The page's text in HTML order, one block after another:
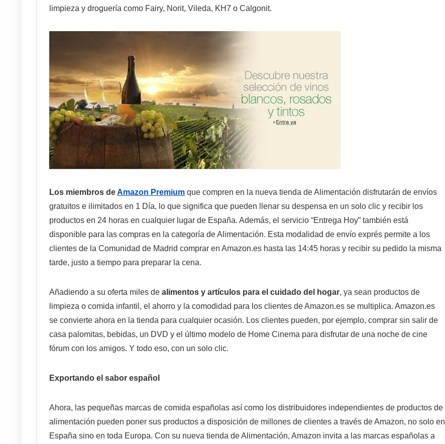
limpieza y droguería como Fairy, Norit, Vileda, KH7 o Calgonit.
Los miembros deAmazon Premium que compren en la nueva tienda de Alimentación disfrutarán de envíos
gratuitos e ilimitados en 1 Día, lo que significa que pueden llenar su despensa en un solo clic y recibir los
productos en 24 horas en cualquier lugar de España. Además, el servicio “Entrega Hoy” también está
disponible para las compras en la categoría de Alimentación. Esta modalidad de envío exprés permite a los
clientes de la Comunidad de Madrid comprar en Amazon.es hasta las 14:45 horas y recibir su pedido la misma
tarde, justo a tiempo para preparar la cena.
Añadiendo a su oferta miles de alimentos y artículos para el cuidado del hogar, ya sean productos de
limpieza o comida infantil, el ahorro y la comodidad para los clientes de Amazon.es se multiplica. Amazon.es
se convierte ahora en la tienda para cualquier ocasión. Los clientes pueden, por ejemplo, comprar sin salir de
casa palomitas, bebidas, un DVD y el último modelo de Home Cinema para disfrutar de una noche de cine
fórum con los amigos. Y todo eso, con un solo clic.
Exportando el sabor español
Ahora, las pequeñas marcas de comida españolas así como los distribuidores independientes de productos de
alimentación pueden poner sus productos a disposición de millones de clientes a través de Amazon, no solo en
España sino en toda Europa. Con su nueva tienda de Alimentación, Amazon invita a las marcas españolas a